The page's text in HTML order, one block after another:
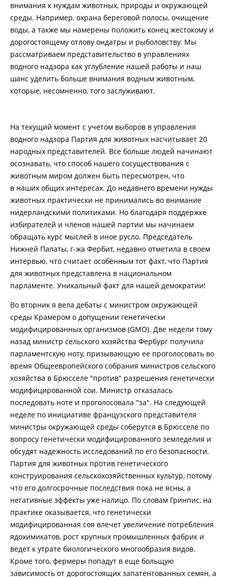
внимания к нуждам животных, природы и окружающей
среды. Например, охрана береговой полосы, очищение
воды, а также мы намерены положить конец жестокому и
дорогостоящему отлову ондатры и рыболовству. Мы
рассматриваем представительство в управлениях
водного надзора как углубление нашей работы и наш
шанс уделить больше внимания водным животным,
которые, несомненно, того заслуживают.
На текущий момент с учетом выборов в управления
водного надзора Партия для животных насчитывает 20
народных представителей. Все больше людей начинают
осознавать, что способ нашего сосуществования с
животным миром должен быть пересмотрен, что
в наших общих интересах. До недавнего времени нужды
животных практически не принимались во внимание
нидерландскими политиками. Но благодаря поддержке
избирателей и членов нашей партии мы начинаем
обращать курс мыслей в иное русло. Председатель
Нижней Палаты, г-жа Фербит, недавно отметила в своем
интервью, что считает особенным тот факт, что Партия
для животных представлена в национальном
парламенте. Уникальный факт для нашей демократии!
Во вторник я вела дебаты с министром окружающей
среды Крамером о допущении генетически
модифицированных организмов (GMO). Две недели тому
назад министр сельского хозяйства Фербург получила
парламентскую ноту, призывающую ее проголосовать во
время Общеевропейского собрания министров сельского
хозяйства в Брюсселе "против" разрешения генетически
модифицированной сои. Министр отказалась
последовать ноте и проголосовала "за". На следующей
неделе по инициативе французского представителя
министры окружающей среды соберутся в Брюсселе по
вопросу генетически модифицированного земледелия и
обсудят надежность исследований по его безопасности.
Партия для животных против генетического
конструирования сельскохозяйственных культур, потому
что его долгосрочные последствия пока не ясны, а
негативные эффекты уже налицо. По словам Гринпис, на
практике оказывается, что генетически
модифицированная соя влечет увеличение потребления
ядохимикатов, рост крупных промышленных фабрик и
ведет к утрате биологического многообразия видов.
Кроме того, фермеры попадут в еще больщую
зависимость от дорогостоящих запатентованных семян, а